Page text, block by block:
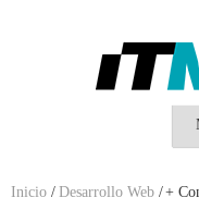
Inicio
Inicio/ Desarrollo Web /+